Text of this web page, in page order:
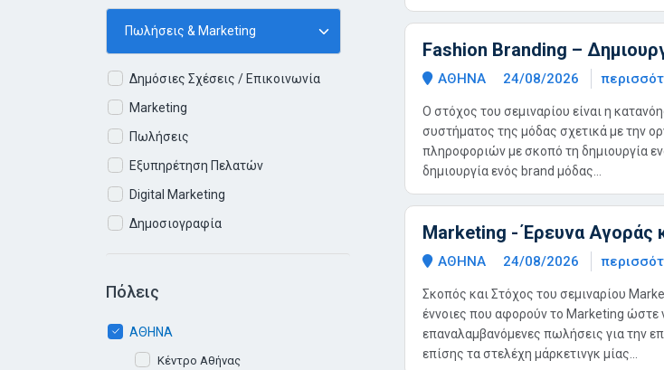
Δημόσιες Σχέσεις / Επικοινωνία
Marketing
Πωλήσεις
Εξυπηρέτηση Πελατών
Digital Marketing
Δημοσιογραφία
Πόλεις
ΑΘΗΝΑ
Κέντρο Αθήνας
Fashion Branding –
ΑΘΗΝΑ 24/08/2026
Ο στόχος του σεμιναρίου είναι η
συστήματος της μόδας σχετικά με την
πληροφοριών με σκοπό τη δημιουργία
δημιουργία ενός brand μόδας...
Marketing - Έρευνα
ΑΘΗΝΑ 24/08/2026
Σκοπός και Στόχος του σεμιναρίου
έννοιες που αφορούν το Marketing ώστε
επαναλαμβανόμενες πωλήσεις για την
επίσης τα στελέχη μάρκετινγκ μίας...